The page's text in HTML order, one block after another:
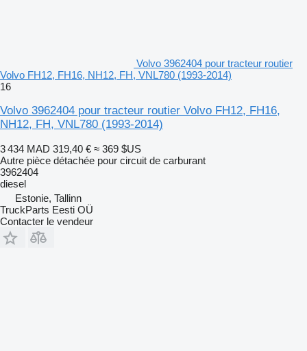
Volvo 3962404 pour tracteur routier
Volvo FH12, FH16, NH12, FH, VNL780 (1993-2014)
16
Volvo 3962404 pour tracteur routier Volvo FH12, FH16,
NH12, FH, VNL780 (1993-2014)
3 434 MAD 319,40 € ≈ 369 $US
Autre pièce détachée pour circuit de carburant
3962404
diesel
Estonie, Tallinn
TruckParts Eesti OÜ
Contacter le vendeur